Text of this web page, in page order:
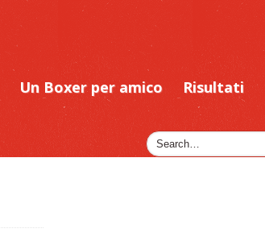
Un Boxer per amico
Risultati